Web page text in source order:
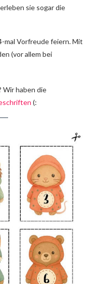
sie sogar die
mal Vorfreude feiern. Mit
(vor allem bei
Wir haben die
(: